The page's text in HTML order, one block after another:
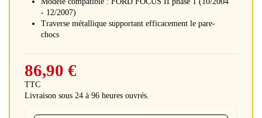
- 12/2007)
Traverse métallique supportant efficacement le pare-
chocs
86,90 €
TTC
Livraison sous 24 à 96 heures ouvrés.